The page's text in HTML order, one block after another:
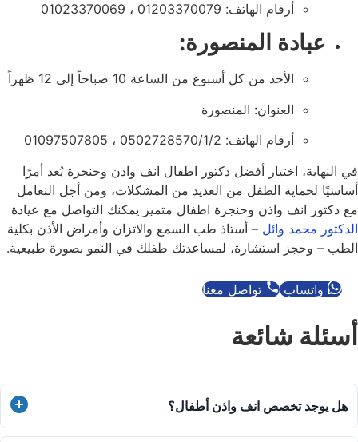
أرقام الهاتف: 01203370079 ، 01023370069
عبادة المنصورة:
الأحد من كل أسبوع من الساعة 10 صباحاً إلى 12 ظهراً
العنوان: المنصورة
أرقام الهاتف: 0502728570/1/2 ، 01097507805
في النهاية، اختيار أفضل دكتور اطفال انف واذن وحنجرة يُعد أمرًا
أساسيًا لحماية الطفل من العديد من المشكلات، ومن أجل التعامل
مع دكتور انف واذن وحنجرة اطفال متميز يمكنك التواصل مع عيادة
الدكتور محمد وائل – أستاذ طب السمع والاتزان وأمراض الأذن بكلية
الطب – وحجز استشارة، لمساعدتك طفلك في النمو بصورة طبيعية.
واتساب تواصل معنا
أسئلة شائعة
هل يوجد تخصص انف واذن أطفال؟